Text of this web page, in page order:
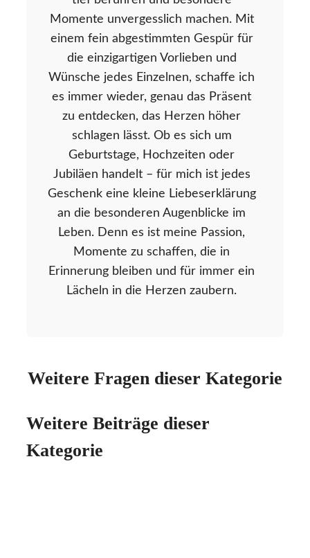
Momente unvergesslich machen. Mit
einem fein abgestimmten Gespür für
die einzigartigen Vorlieben und
Wünsche jedes Einzelnen, schaffe ich
es immer wieder, genau das Präsent
zu entdecken, das Herzen höher
schlagen lässt. Ob es sich um
Geburtstage, Hochzeiten oder
Jubiläen handelt – für mich ist jedes
Geschenk eine kleine Liebeserklärung
an die besonderen Augenblicke im
Leben. Denn es ist meine Passion,
Momente zu schaffen, die in
Erinnerung bleiben und für immer ein
Lächeln in die Herzen zaubern.
Weitere Fragen dieser Kategorie
Weitere Beiträge dieser
Kategorie